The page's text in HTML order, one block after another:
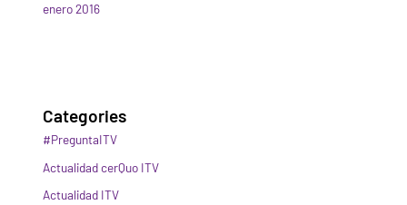
enero 2016
Categories
#PreguntaITV
Actualidad cerQuo ITV
Actualidad ITV